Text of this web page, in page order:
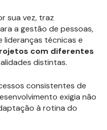
sua vez, traz
a gestão de pessoas,
lideranças técnicas e
com diferentes
distintas.
consistentes de
exigia não
à rotina do